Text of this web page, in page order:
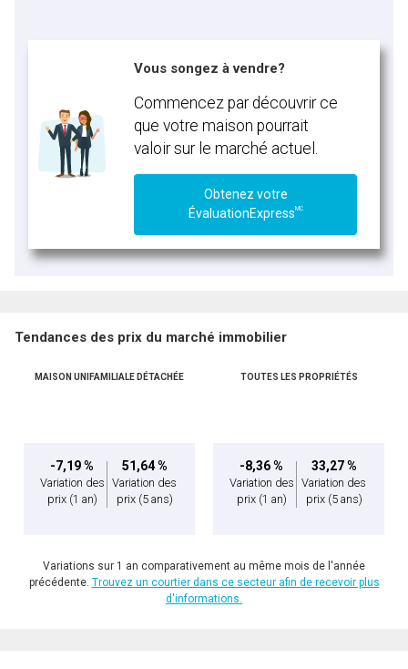
Vous songez à vendre?
Commencez par découvrir ce
que votre maison pourrait
valoir sur le marché actuel.
Obtenez votre
ÉvaluationExpressMC
Tendances des prix du marché immobilier
MAISON UNIFAMILIALE DÉTACHÉE
-7,19 %
Variation des
prix (1 an)
51,64 %
Variation des
prix (5 ans)
TOUTES LES PROPRIÉTÉS
-8,36 %
Variation des
prix (1 an)
33,27 %
Variation des
prix (5 ans)
Variations sur 1 an comparativement au même mois de l'année
précédente. Trouvez un courtier dans ce secteur afin de recevoir plus
d'informations.